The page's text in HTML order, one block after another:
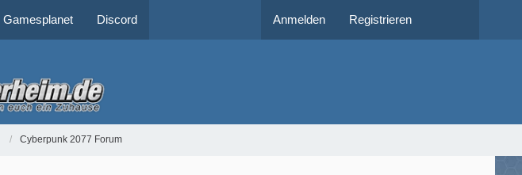
Gamesplanet Discord Anmelden Registrieren
Cyberpunk 2077 Forum